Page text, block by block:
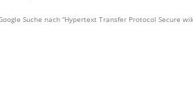
Suche nach “Hypertext Transfer Protocol Secure